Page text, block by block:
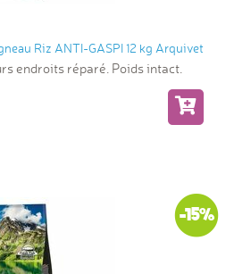
Riz ANTI-GASPI 12 kg Arquivet
endroits réparé. Poids intact.
-15%